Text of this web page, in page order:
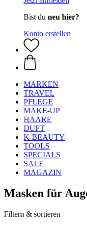
Bist du neu hier?
Konto erstellen
MARKEN
TRAVEL
PFLEGE
MAKE-UP
HAARE
DUFT
K-BEAUTY
TOOLS
SPECIALS
SALE
MAGAZIN
Masken für
Filtern & sortieren